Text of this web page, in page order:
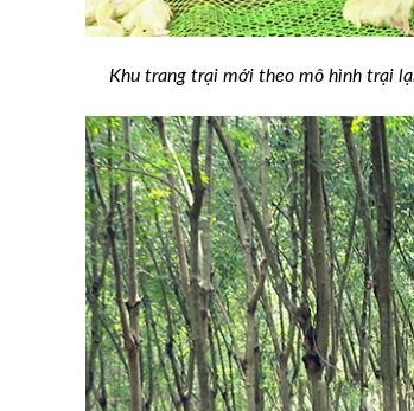
Khu trang trại mới theo mô hình trại